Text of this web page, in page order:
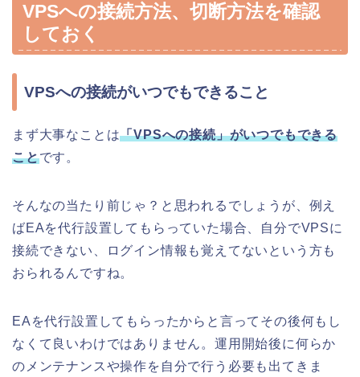
VPSへの接続方法、切断方法を確認
しておく
VPSへの接続がいつでもできること
まず大事なことは「VPSへの接続」がいつでもできる
ことです。
そんなの当たり前じゃ？と思われるでしょうが、例え
ばEAを代行設置してもらっていた場合、自分でVPSに
接続できない、ログイン情報も覚えてないという方も
おられるんですね。
EAを代行設置してもらったからと言ってその後何もし
なくて良いわけではありません。運用開始後に何らか
のメンテナンスや操作を自分で行う必要も出てきま